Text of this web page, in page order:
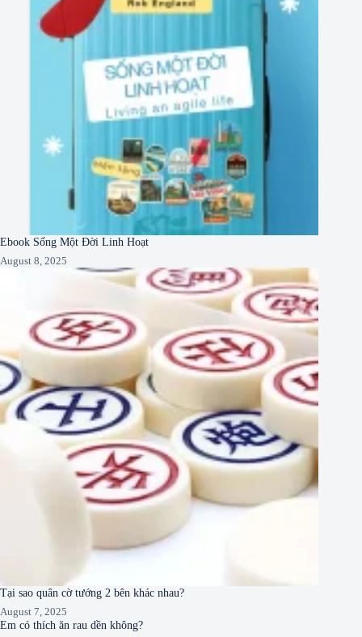
Ebook Sống Một Đời Linh Hoạt
August 8, 2025
Tại sao quân cờ tướng 2 bên khác nhau?
August 7, 2025
Em có thích ăn rau dền không?